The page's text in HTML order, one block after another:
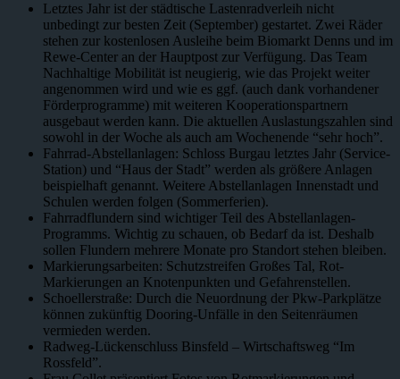
Letztes Jahr ist der städtische Lastenradverleih nicht
unbedingt zur besten Zeit (September) gestartet. Zwei Räder
stehen zur kostenlosen Ausleihe beim Biomarkt Denns und im
Rewe-Center an der Hauptpost zur Verfügung. Das Team
Nachhaltige Mobilität ist neugierig, wie das Projekt weiter
angenommen wird und wie es ggf. (auch dank vorhandener
Förderprogramme) mit weiteren Kooperationspartnern
ausgebaut werden kann. Die aktuellen Auslastungszahlen sind
sowohl in der Woche als auch am Wochenende “sehr hoch”.
Fahrrad-Abstellanlagen: Schloss Burgau letztes Jahr (Service-
Station) und “Haus der Stadt” werden als größere Anlagen
beispielhaft genannt. Weitere Abstellanlagen Innenstadt und
Schulen werden folgen (Sommerferien).
Fahrradflundern sind wichtiger Teil des Abstellanlagen-
Programms. Wichtig zu schauen, ob Bedarf da ist. Deshalb
sollen Flundern mehrere Monate pro Standort stehen bleiben.
Markierungsarbeiten: Schutzstreifen Großes Tal, Rot-
Markierungen an Knotenpunkten und Gefahrenstellen.
Schoellerstraße: Durch die Neuordnung der Pkw-Parkplätze
können zukünftig Dooring-Unfälle in den Seitenräumen
vermieden werden.
Radweg-Lückenschluss Binsfeld – Wirtschaftsweg “Im
Rossfeld”.